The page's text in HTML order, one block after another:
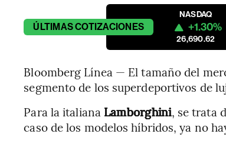
ÚLTIMASCOTIZACIONES
NASDAQ
+1.30%
26,690.62
Bloomberg Línea — El tamaño del
segmento de los superdeportivos de
Para la italiana Lamborghini, se trata
caso de los modelos híbridos, ya no